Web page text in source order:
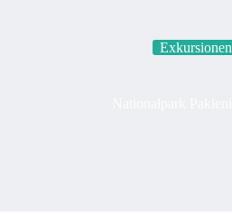
Exkursionen